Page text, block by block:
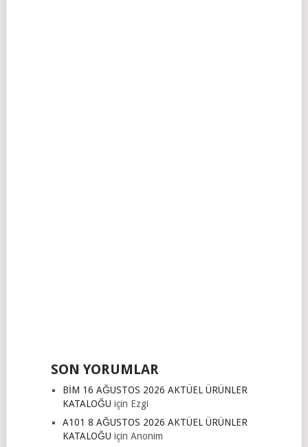
SON YORUMLAR
BİM 16 AĞUSTOS 2026 AKTÜEL ÜRÜNLER
KATALOĞU için Ezgi
A101 8 AĞUSTOS 2026 AKTÜEL ÜRÜNLER
KATALOĞU için Anonim